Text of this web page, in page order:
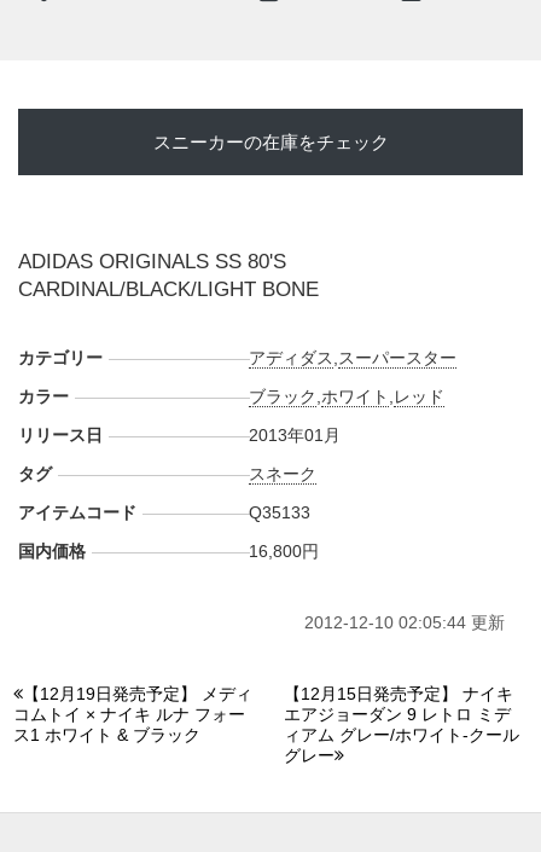
スニーカーの在庫をチェック
ADIDAS ORIGINALS SS 80'S
CARDINAL/BLACK/LIGHT BONE
カテゴリー アディダス スーパースター
カラー
ブラック ホワイト レッド
リリース日
2013年01月
タグ
スネーク
アイテムコード
Q35133
国内価格
16,800円
2012-12-10 02:05:44 更新
【12月19日発売予定】 メディ
コムトイ × ナイキ ルナ フォー
ス1 ホワイト & ブラック
【12月15日発売予定】 ナイキ
エアジョーダン 9 レトロ ミデ
ィアム グレー/ホワイト-クール
グレー